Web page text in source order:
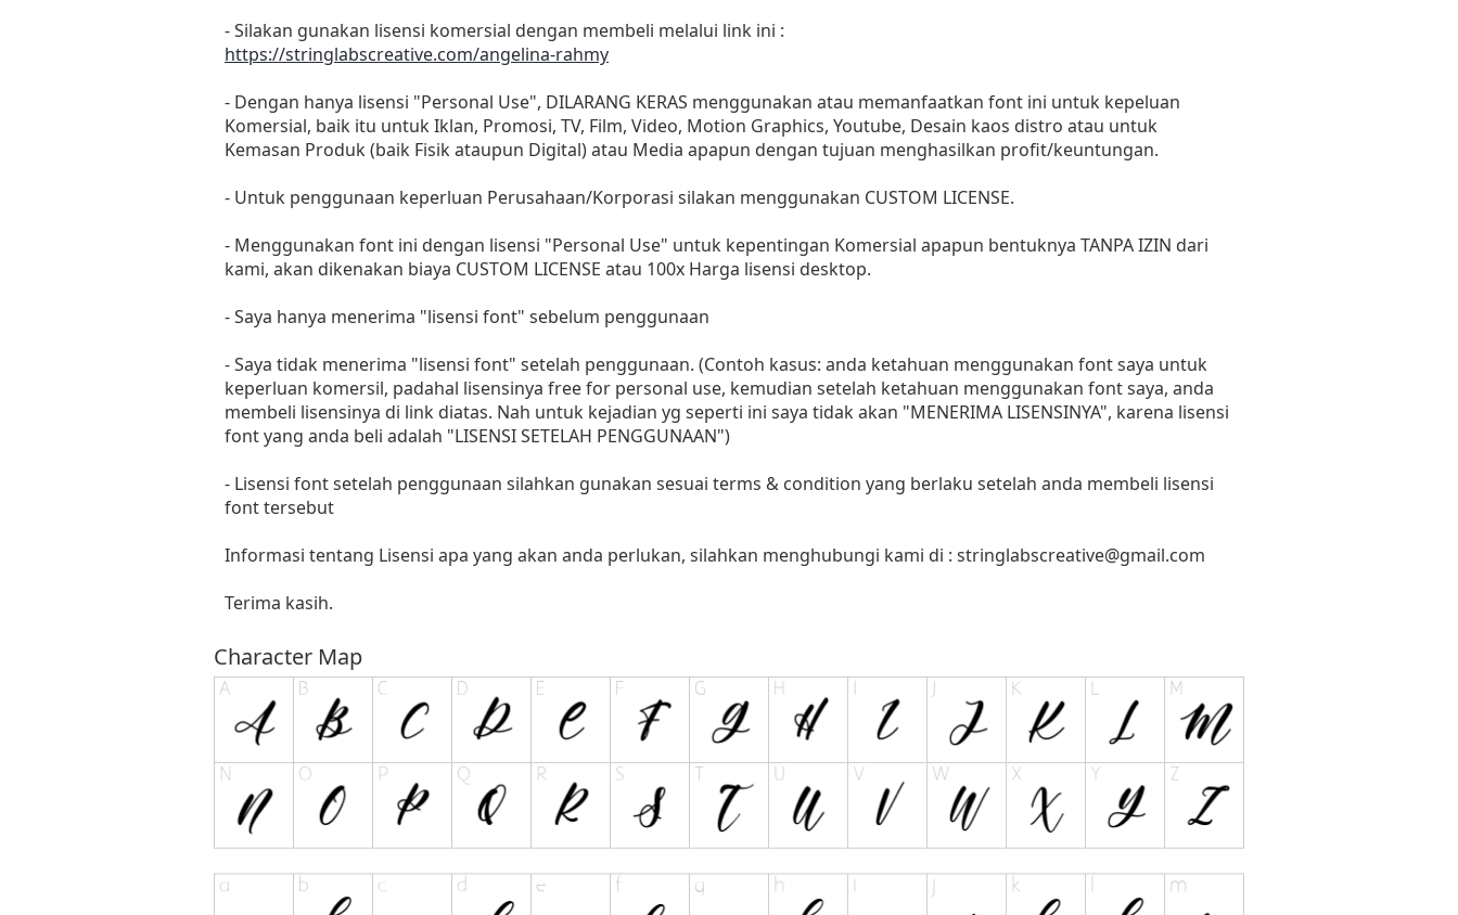
- Silakan gunakan lisensi komersial dengan membeli melalui link ini :
https://stringlabscreative.com/angelina-rahmy
- Dengan hanya lisensi "Personal Use", DILARANG KERAS menggunakan atau memanfaatkan font ini untuk kepeluan
Komersial, baik itu untuk Iklan, Promosi, TV, Film, Video, Motion Graphics, Youtube, Desain kaos distro atau untuk
Kemasan Produk (baik Fisik ataupun Digital) atau Media apapun dengan tujuan menghasilkan profit/keuntungan.
- Untuk penggunaan keperluan Perusahaan/Korporasi silakan menggunakan CUSTOM LICENSE.
- Menggunakan font ini dengan lisensi "Personal Use" untuk kepentingan Komersial apapun bentuknya TANPA IZIN dari
kami, akan dikenakan biaya CUSTOM LICENSE atau 100x Harga lisensi desktop.
- Saya hanya menerima "lisensi font" sebelum penggunaan
- Saya tidak menerima "lisensi font" setelah penggunaan. (Contoh kasus: anda ketahuan menggunakan font saya untuk
keperluan komersil, padahal lisensinya free for personal use, kemudian setelah ketahuan menggunakan font saya, anda
membeli lisensinya di link diatas. Nah untuk kejadian yg seperti ini saya tidak akan "MENERIMA LISENSINYA", karena lisensi
font yang anda beli adalah "LISENSI SETELAH PENGGUNAAN")
- Lisensi font setelah penggunaan silahkan gunakan sesuai terms & condition yang berlaku setelah anda membeli lisensi
font tersebut
Informasi tentang Lisensi apa yang akan anda perlukan, silahkan menghubungi kami di : stringlabscreative@gmail.com
Terima kasih.
Character Map